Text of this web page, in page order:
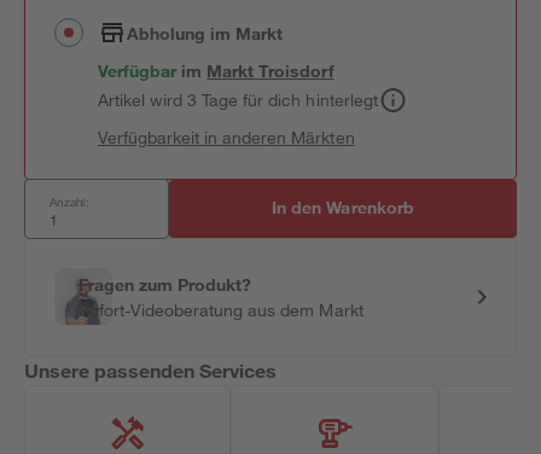
Abholung im Markt
Verfügbar im MarktTroisdorf
Artikel wird 3 Tage für dich hinterlegt
Verfügbarkeit in anderen Märkten
Anzahl: In den Warenkorb
Fragen zum Produkt?
Sofort-Videoberatung aus dem Markt
Unsere passenden Services